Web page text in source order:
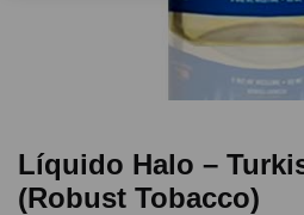
Líquido Halo –
(Robust Tobacco)